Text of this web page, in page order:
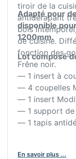
tiroir de la
antidérapant
bois
de cuisine.
fonction des
Frêne noir.
Adapté pour
disponible
1200mm.
Lot composé
— 1 insert à
— 4 coupelles
— 1 insert
— 1 support de
— 1 tapis
En savoir plus ...